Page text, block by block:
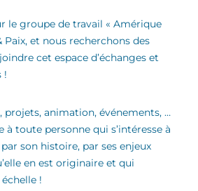
le groupe de travail « Amérique
Paix, et nous recherchons des
cet espace d’échanges et
!
projets, animation, événements, …
à toute personne qui s’intéresse à
son histoire, par ses enjeux
en est originaire et qui
!